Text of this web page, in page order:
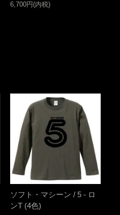
6,700円(内税)
ソフト・マシーン / 5 - ロ
ンT (4色)